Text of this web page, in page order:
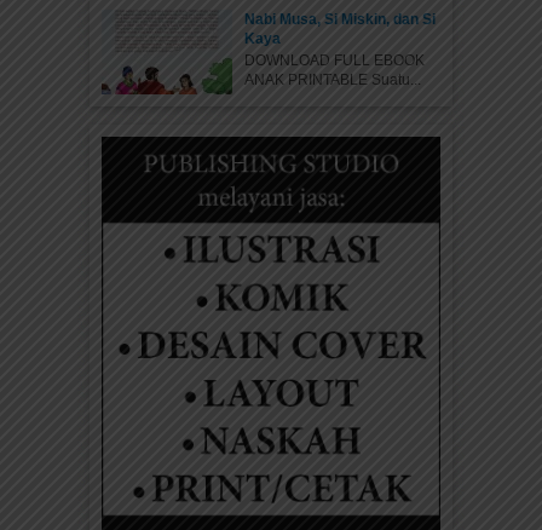
Nabi Musa, Si Miskin, dan Si
Kaya
DOWNLOAD FULL EBOOK
ANAK PRINTABLE Suatu...